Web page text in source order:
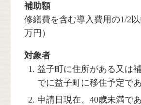
補助額
修繕費を含む導入費用の1/2
万円）
対象者
益子町に住所がある又は
でに益子町に移住予定で
申請日現在、40歳未満で